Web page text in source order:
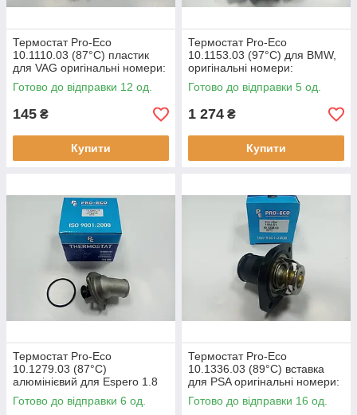
Термостат Pro-Eco
10.1110.03 (87°C) пластик
для VAG оригінальні номери:
032.121.110 B
Готово до відправки 12 од.
145 ₴
Купити
Термостат Pro-Eco
10.1153.03 (97°C) для BMW,
оригінальні номери:
1153.1.436.823
Готово до відправки 5 од.
1 274 ₴
Купити
Термостат Pro-Eco
10.1279.03 (87°C)
алюмінієвий для Espero 1.8
оригінальні номери:
92061279
Готово до відправки 6 од.
Термостат Pro-Eco
10.1336.03 (89°C) вставка
для PSA оригінальні номери:
1336.Q1
Готово до відправки 16 од.